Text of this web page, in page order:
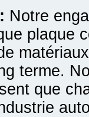
Notre
plaque
terme.
que